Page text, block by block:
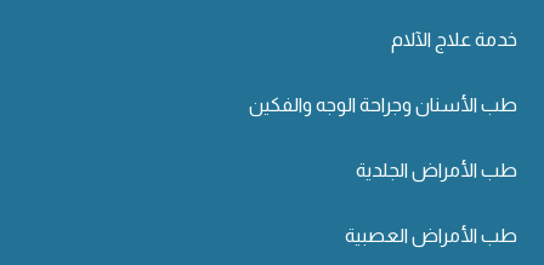
خدمة علاج الآلام
طب الأسنان وجراحة الوجه والفكين
طب الأمراض الجلدية
طب الأمراض العصبية